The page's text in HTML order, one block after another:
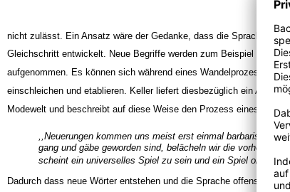
nicht zulässt. Ein Ansatz wäre der Gedanke, dass die Sprache sich
Gleichschritt entwickelt. Neue Begriffe werden zum Beispiel in den
aufgenommen. Es können sich während eines Wandelprozesses
einschleichen und etablieren. Keller liefert diesbezüglich ein
Modewelt und beschreibt auf diese Weise den Prozess eines
,,Neuerungen kommen uns meist erst einmal barbarisch
gang und gäbe geworden sind, belächeln wir die vorherige
scheint ein universelles Spiel zu sein und ein Spiel ohne
Dadurch dass neue Wörter entstehen und die Sprache